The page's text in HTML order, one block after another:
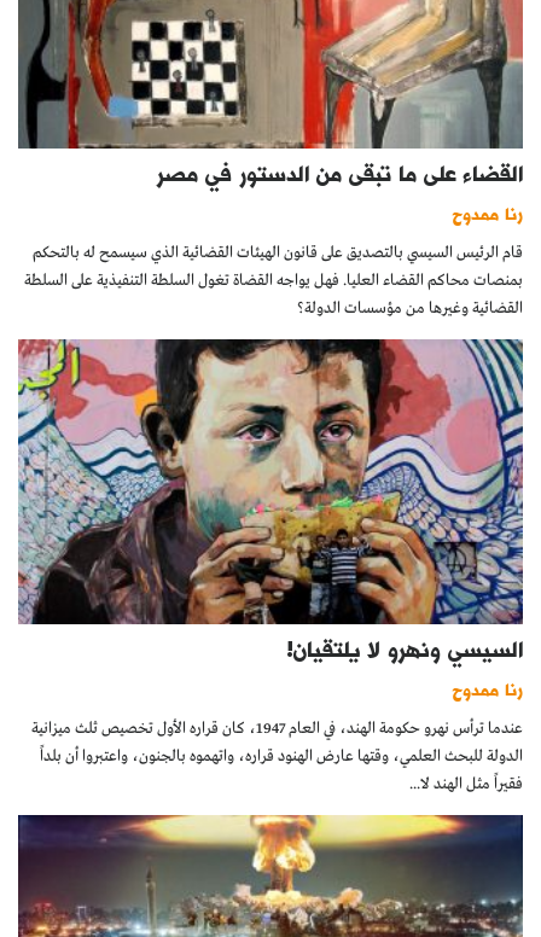
القضاء على ما تبقى من الدستور في مصر
رنا ممدوح
قام الرئيس السيسي بالتصديق على قانون الهيئات القضائية الذي سيسمح له بالتحكم
بمنصات محاكم القضاء العليا. فهل يواجه القضاة تغول السلطة التنفيذية على السلطة
القضائية وغيرها من مؤسسات الدولة؟
السيسي ونهرو لا يلتقيان!
رنا ممدوح
عندما ترأس نهرو حكومة الهند، في العام 1947، كان قراره الأول تخصيص ثلث ميزانية
الدولة للبحث العلمي، وقتها عارض الهنود قراره، واتهموه بالجنون، واعتبروا أن بلداً
فقيراً مثل الهند لا...